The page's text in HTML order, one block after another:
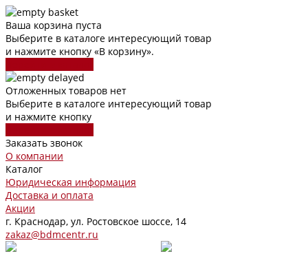
Ваша корзина пуста
Выберите в каталоге интересующий товар
и нажмите кнопку «В корзину».
Отложенных товаров нет
Выберите в каталоге интересующий товар
и нажмите кнопку
Заказать звонок
О компании
Каталог
Юридическая информация
Доставка и оплата
Акции
г. Краснодар, ул. Ростовское шоссе, 14
zakaz@bdmcentr.ru